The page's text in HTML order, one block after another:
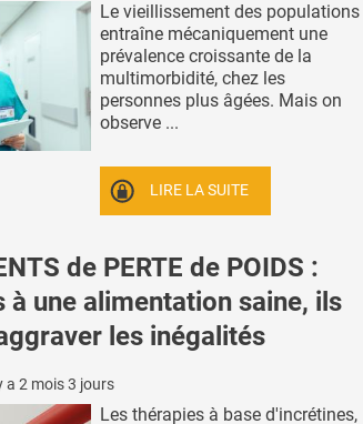
Le vieillissement des populations
entraîne mécaniquement une
prévalence croissante de la
multimorbidité, chez les
personnes plus âgées. Mais on
observe ...
LIRE LA SUITE
de PERTE de POIDS :
à une alimentation saine, ils
les inégalités
a 2 mois 3 jours
Les thérapies à base d'incrétines,